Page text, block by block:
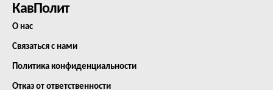
КавПолит
О нас
Связаться с нами
Политика конфиденциальности
Отказ от ответственности